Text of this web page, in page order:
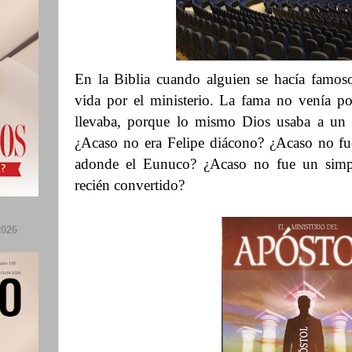
En la Biblia cuando alguien se hacía
vida por el ministerio. La fama no venía
llevaba, porque lo mismo Dios usaba a
¿Acaso no era Felipe diácono? ¿Acaso no
adonde el Eunuco? ¿Acaso no fue un
recién convertido?